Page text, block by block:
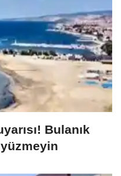
Bulanık